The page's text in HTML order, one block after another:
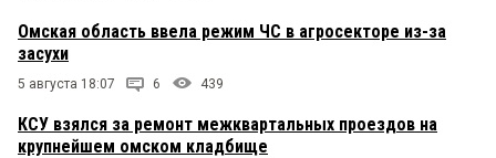
Омская область ввела режим ЧС в агросекторе из-за
засухи
5 августа 18:07 6 439
КСУ взялся за ремонт межквартальных проездов на
крупнейшем омском кладбище